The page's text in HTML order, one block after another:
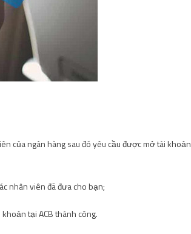
của ngân hàng sau đó yêu cầu được mở tài khoản
nhân viên đã đưa cho bạn;
tại ACB thành công.